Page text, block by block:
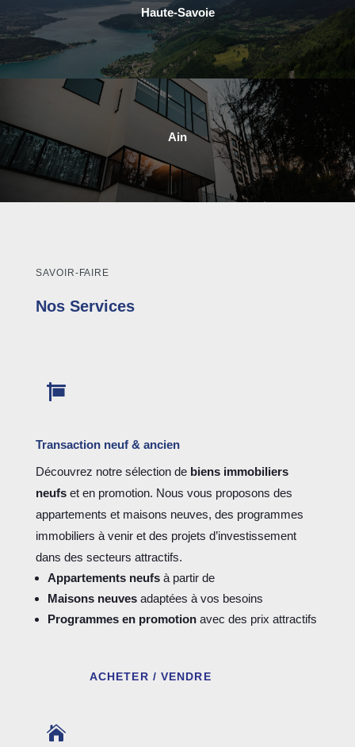
Haute-Savoie
Ain
SAVOIR-FAIRE
Nos Services

Transaction neuf & ancien
Découvrez notre sélection de biens immobiliers
neufset en promotion. Nous vous proposons des
appartements et maisons neuves, des programmes
immobiliers à venir et des projets d’investissement
dans des secteurs attractifs.
Appartements neufsà partir de
Maisons neuvesadaptées à vos besoins
Programmes en promotionavec des prix attractifs
ACHETER / VENDRE
